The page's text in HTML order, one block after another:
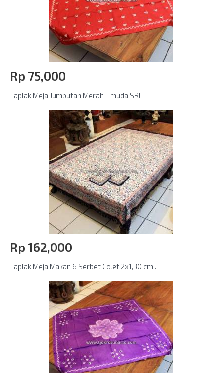
Rp‎ 75,000
Taplak Meja Jumputan Merah - muda SRL
Rp‎ 162,000
Taplak Meja Makan 6 Serbet Colet 2x1,30 cm...